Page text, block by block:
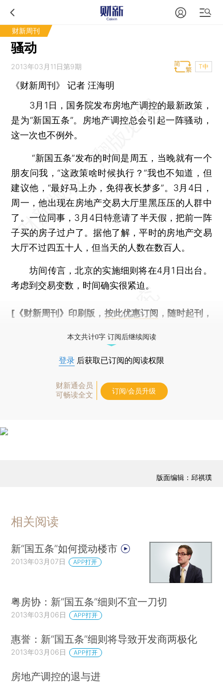
财新周刊
骚动
2013年03月11日第9期 T中
《财新周刊》 记者汪海明
3月1日，国务院发布房地产调控的最新政策，
是为“新国五条”。房地产调控总会引起一阵骚动，
这一次也不例外。
“新国五条”发布的时间是周五，当晚就有一个
朋友问我，“这政策啥时候执行？”我也不知道，但
建议他，“最好马上办，免得夜长梦多”。3月4日，
周一，他出现在房地产交易大厅里黑压压的人群中
了。一位同事，3月4日特意请了半天假，把前一阵
子买的房子过户了。据他了解，平时的房地产交易
大厅不过四五十人，但当天的人数在数百人。
坊间传言，北京的实施细则将在4月1日出台。
考虑到交易变数，时间确实很紧迫。
[《财新周刊》印刷版， 按此优惠订阅 ，随时起刊，
本文共计0字 订阅后继续阅读
登录 后获取已订阅的阅读权限
财新通会员
可畅读全文
订阅/会员升级
版面编辑：邱祺璞
相关阅读
新“国五条”如何搅动楼市
2013年03月07日 APP打开
粤房协：新“国五条”细则不宜一刀切
2013年03月06日 APP打开
惠誉：新“国五条”细则将导致开发商两极化
2013年03月06日 APP打开
房地产调控的退与进